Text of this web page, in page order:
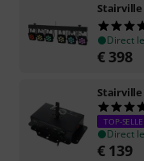
Stairville
Direct
€ 398
Stairville
TOP-
Direct
€ 139